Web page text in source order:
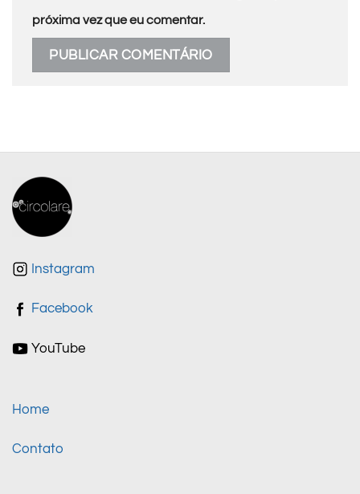
próxima vez que eu comentar.
Instagram
Facebook
YouTube
Home
Contato